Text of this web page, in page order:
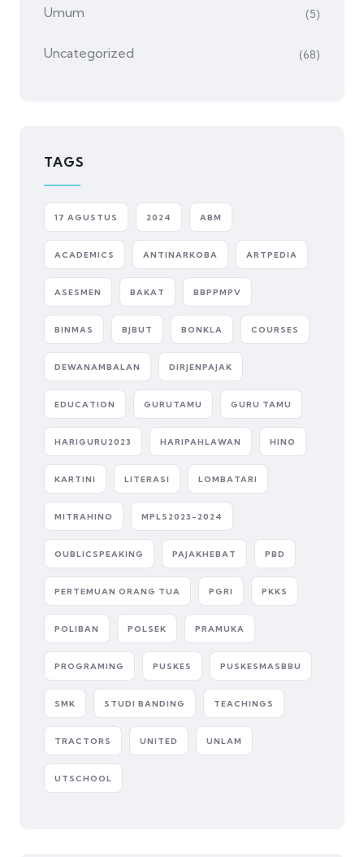
Umum (5)
Uncategorized (68)
TAGS
17 AGUSTUS 2024 ABM
ACADEMICS ANTINARKOBA ARTPEDIA
ASESMEN BAKAT BBPPMPV
BINMAS BJBUT BONKLA COURSES
DEWANAMBALAN DIRJENPAJAK
EDUCATION GURUTAMU GURU TAMU
HARIGURU2023 HARIPAHLAWAN HINO
KARTINI LITERASI LOMBATARI
MITRAHINO MPLS2023-2024
OUBLICSPEAKING PAJAKHEBAT PBD
PERTEMUAN ORANG TUA PGRI PKKS
POLIBAN POLSEK PRAMUKA
PROGRAMING PUSKES PUSKESMASBBU
SMK STUDI BANDING TEACHINGS
TRACTORS UNITED UNLAM
UTSCHOOL